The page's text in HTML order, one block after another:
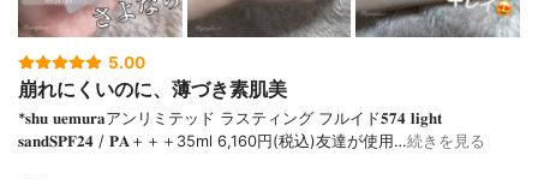
5.00
崩れにくいのに、薄づき素肌美
*𝐬𝐡𝐮 𝐮𝐞𝐦𝐮𝐫𝐚アンリミテッド ラスティング フルイド𝟓𝟕𝟒 𝐥𝐢𝐠𝐡𝐭
𝐬𝐚𝐧𝐝𝐒𝐏𝐅𝟐𝟒 / 𝐏𝐀＋＋＋⁡35ml 6,160円(税込)⁡友達が使用…続きを見る